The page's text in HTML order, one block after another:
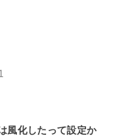
風化したって設定か